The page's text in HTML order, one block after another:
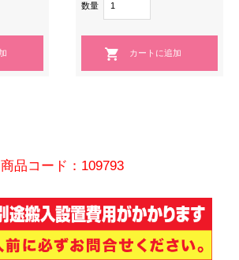
数量
商品コード：109793